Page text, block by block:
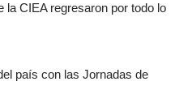
CIEA regresaron por todo lo
país con las Jornadas de